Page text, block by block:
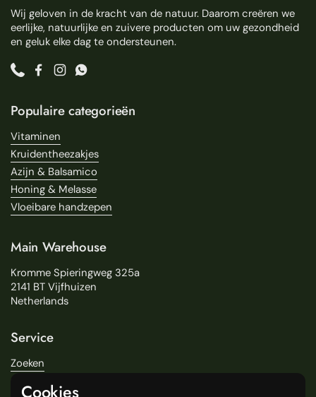
Wij geloven in de kracht van de natuur. Daarom creëren we
eerlijke, natuurlijke en zuivere producten om uw gezondheid
en geluk elke dag te ondersteunen.
PhoneFacebook
InstagramWhatsApp
Populaire categorieën
Vitaminen
Kruidentheezakjes
Azijn & Balsamico
Honing & Melasse
Vloeibare handzepen
Main Warehouse
Kromme Spieringweg 325a
2141 BT Vijfhuizen
Netherlands
Service
Zoeken
Cookies